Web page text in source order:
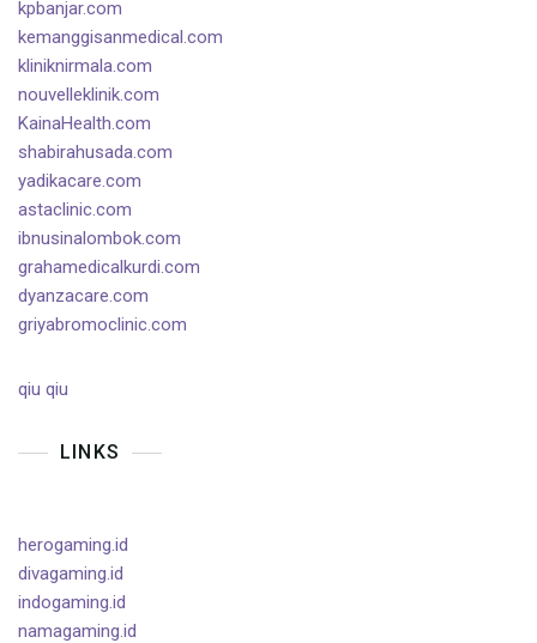
kpbanjar.com
kemanggisanmedical.com
kliniknirmala.com
nouvelleklinik.com
KainaHealth.com
shabirahusada.com
yadikacare.com
astaclinic.com
ibnusinalombok.com
grahamedicalkurdi.com
dyanzacare.com
griyabromoclinic.com
qiu qiu
LINKS
herogaming.id
divagaming.id
indogaming.id
namagaming.id